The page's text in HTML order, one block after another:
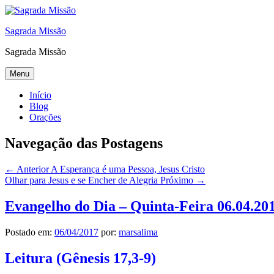
Sagrada Missão
Sagrada Missão
Menu
Início
Blog
Orações
Navegação das Postagens
← AnteriorA Esperança é uma Pessoa, Jesus Cristo
Olhar para Jesus e se Encher de Alegria Próximo →
Evangelho do Dia – Quinta-Feira
Postado em: 06/04/2017 por: marsalima
Leitura (Gênesis 17,3-9)